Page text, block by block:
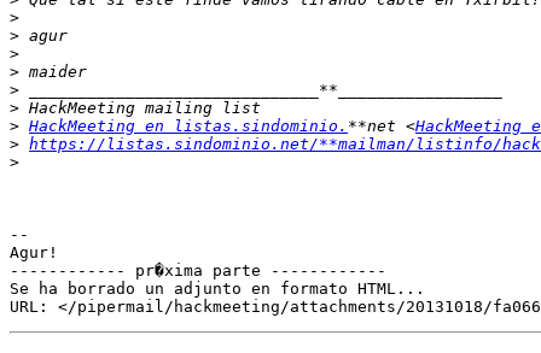
>
>
>
>
>
>
> HackMeeting en listas.sindominio. **net <
> https://listas.sindominio.net/**mailman/listinfo/
>
--
Agur!
------------ pr�xima parte ------------
Se ha borrado un adjunto en formato HTML...